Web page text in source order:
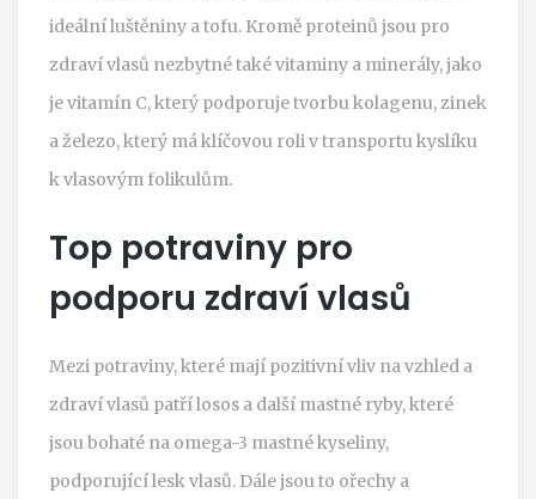
ideální luštěniny a tofu. Kromě proteinů jsou pro
zdraví vlasů nezbytné také vitaminy a minerály, jako
je vitamín C, který podporuje tvorbu kolagenu, zinek
a železo, který má klíčovou roli v transportu kyslíku
k vlasovým folikulům.
Top potraviny pro
podporu zdraví vlasů
Mezi potraviny, které mají pozitivní vliv na vzhled a
zdraví vlasů patří losos a další mastné ryby, které
jsou bohaté na omega-3 mastné kyseliny,
podporující lesk vlasů. Dále jsou to ořechy a